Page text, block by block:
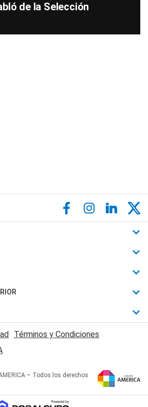
de la Selección
Términos y Condiciones
– Todos los derechos